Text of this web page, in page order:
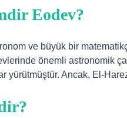
Eodev?
ve büyük bir
önemli astronomik
yürütmüştür. Ancak, El-